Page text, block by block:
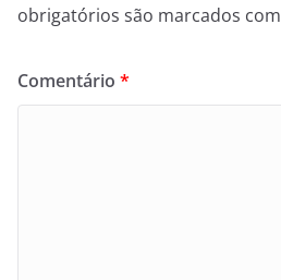
obrigatórios são marcados com
Comentário *